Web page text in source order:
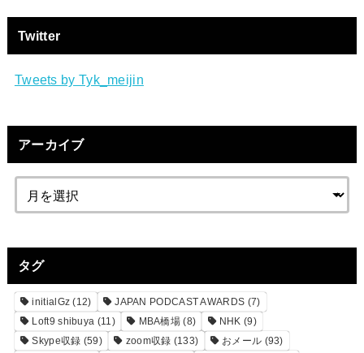
Twitter
Tweets by Tyk_meijin
アーカイブ
タグ
initialGz (12) JAPAN PODCAST AWARDS (7)
Loft9 shibuya (11) MBA橋場 (8) NHK (9)
Skype収録 (59) zoom収録 (133) おメール (93)